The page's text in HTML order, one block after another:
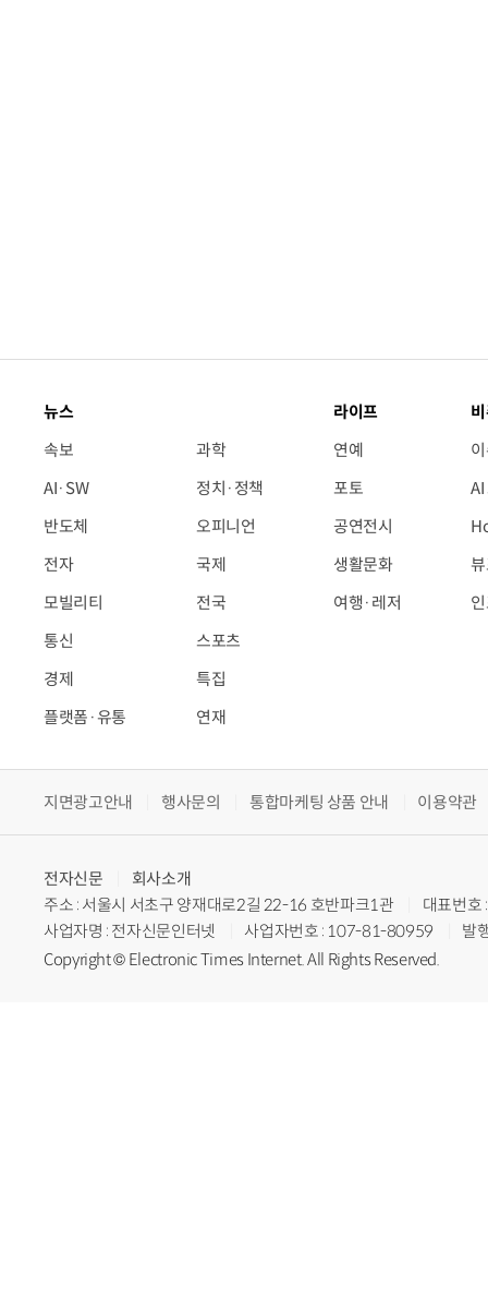
뉴스
속보
AI·SW
반도체
전자
모빌리티
통신
경제
플랫폼·유통
과학
정치·정책
오피니언
국제
전국
스포츠
특집
연재
라이프
연예
포토
공연전시
생활문화
여행·레저
지면광고안내 행사문의 통합마케팅 상품 안내 이용약관
전자신문
회사소개
주소 : 서울시 서초구 양재대로2길 22-16 호반파크1관
대표번
사업자명 : 전자신문인터넷
사업자번호 : 107-81-80959
발
Copyright © Electronic Times Internet. All Rights Reserved.